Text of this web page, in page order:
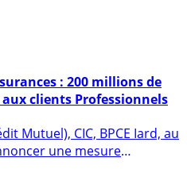
clients Professionnels
une mesure